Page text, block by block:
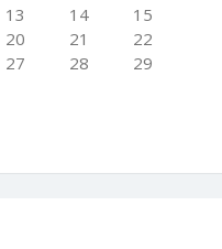
13 14
15
20 21
22
27 28
29